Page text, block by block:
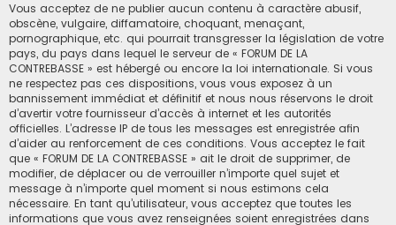
Vous acceptez de ne publier aucun contenu à caractère abusif,
obscène, vulgaire, diffamatoire, choquant, menaçant,
pornographique, etc. qui pourrait transgresser la législation de votre
pays, du pays dans lequel le serveur de « FORUM DE LA
CONTREBASSE » est hébergé ou encore la loi internationale. Si vous
ne respectez pas ces dispositions, vous vous exposez à un
bannissement immédiat et définitif et nous nous réservons le droit
d’avertir votre fournisseur d’accès à internet et les autorités
officielles. L’adresse IP de tous les messages est enregistrée afin
d’aider au renforcement de ces conditions. Vous acceptez le fait
que « FORUM DE LA CONTREBASSE » ait le droit de supprimer, de
modifier, de déplacer ou de verrouiller n’importe quel sujet et
message à n’importe quel moment si nous estimons cela
nécessaire. En tant qu’utilisateur, vous acceptez que toutes les
informations que vous avez renseignées soient enregistrées dans